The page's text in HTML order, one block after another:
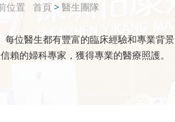
位置 首頁>醫生團隊
位醫生都有豐富的臨床經驗和專業背
賴的婦科專家，獲得專業的醫療照護。